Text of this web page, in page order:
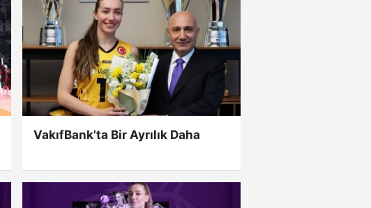
VakıfBank'ta Bir Ayrılık Daha